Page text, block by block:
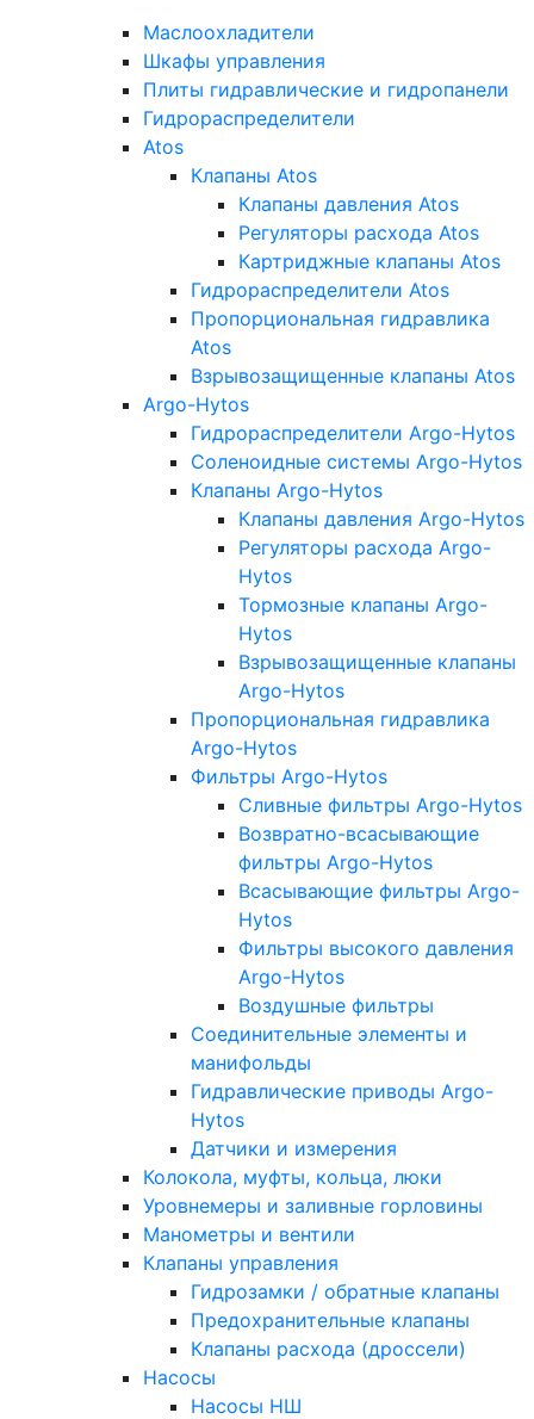
Маслоохладители
Шкафы управления
Плиты гидравлические и гидропанели
Гидрораспределители
Atos
Клапаны Atos
Клапаны давления Atos
Регуляторы расхода Atos
Картриджные клапаны Atos
Гидрораспределители Atos
Пропорциональная гидравлика
Atos
Взрывозащищенные клапаны Atos
Argo-Hytos
Гидрораспределители Argo-Hytos
Соленоидные системы Argo-Hytos
Клапаны Argo-Hytos
Клапаны давления Argo-Hytos
Регуляторы расхода Argo-
Hytos
Тормозные клапаны Argo-
Hytos
Взрывозащищенные клапаны
Argo-Hytos
Пропорциональная гидравлика
Argo-Hytos
Фильтры Argo-Hytos
Сливные фильтры Argo-Hytos
Возвратно-всасывающие
фильтры Argo-Hytos
Всасывающие фильтры Argo-
Hytos
Фильтры высокого давления
Argo-Hytos
Воздушные фильтры
Соединительные элементы и
манифольды
Гидравлические приводы Argo-
Hytos
Датчики и измерения
Колокола, муфты, кольца, люки
Уровнемеры и заливные горловины
Манометры и вентили
Клапаны управления
Гидрозамки / обратные клапаны
Предохранительные клапаны
Клапаны расхода (дроссели)
Насосы
Насосы НШ